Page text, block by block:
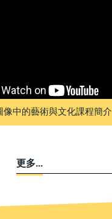
像中的藝術與文化課程簡介
更多...